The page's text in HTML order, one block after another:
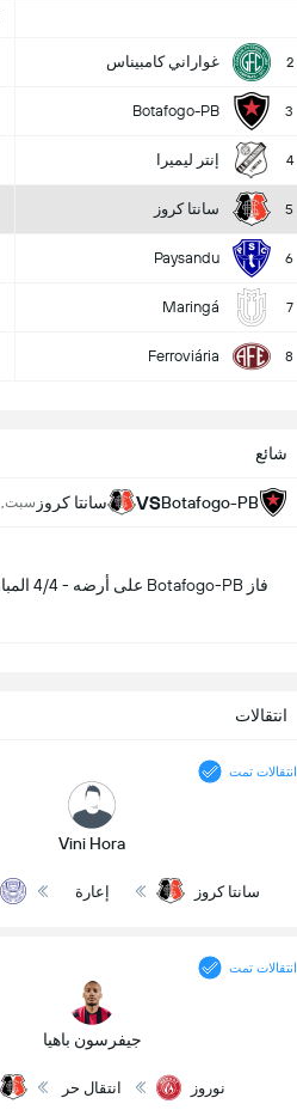
2 غواراني كامبيناس
3
Botafogo-PB
4 إنتر ليميرا
5 سانتا كروز
6
Paysandu
7
Maringá
8
Ferroviária
شائع
Botafogo-PB
VS سانتا كروز سبت, 08 أغسطس - 8:00 م
فاز Botafogo-PB على أرضه - 4/4 المباريات الاخيرة
انتقالات
انتقالات تمت
Vini Hora
سانتا كروز إعارة
انتقالات تمت
جيفرسون باهيا
نوروز انتقال حر